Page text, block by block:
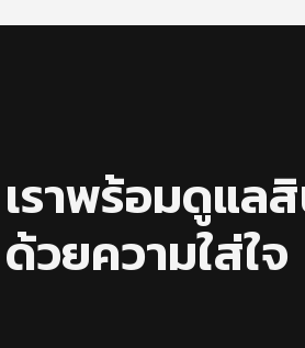
เราพร้อมดูแ
ด้วยความใส่ใจ